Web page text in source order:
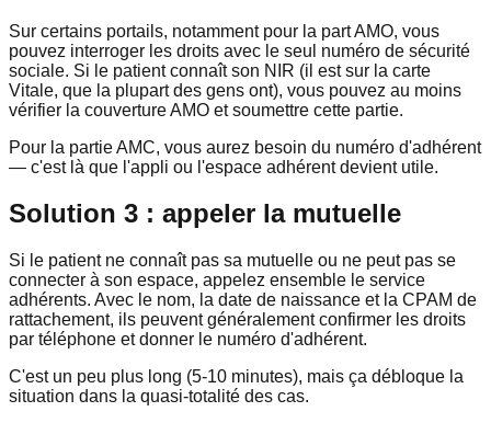
Sur certains portails, notamment pour la part AMO, vous
pouvez interroger les droits avec le seul numéro de sécurité
sociale. Si le patient connaît son NIR (il est sur la carte
Vitale, que la plupart des gens ont), vous pouvez au moins
vérifier la couverture AMO et soumettre cette partie.
Pour la partie AMC, vous aurez besoin du numéro d'adhérent
— c'est là que l'appli ou l'espace adhérent devient utile.
Solution 3 : appeler la mutuelle
Si le patient ne connaît pas sa mutuelle ou ne peut pas se
connecter à son espace, appelez ensemble le service
adhérents. Avec le nom, la date de naissance et la CPAM de
rattachement, ils peuvent généralement confirmer les droits
par téléphone et donner le numéro d'adhérent.
C'est un peu plus long (5-10 minutes), mais ça débloque la
situation dans la quasi-totalité des cas.